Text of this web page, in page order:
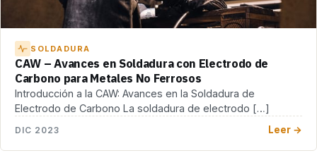
SOLDADURA
CAW – Avances en Soldadura con Electrodo de
Carbono para Metales No Ferrosos
Introducción a la CAW: Avances en la Soldadura de
Electrodo de Carbono La soldadura de electrodo […]
DIC 2023 Leer →